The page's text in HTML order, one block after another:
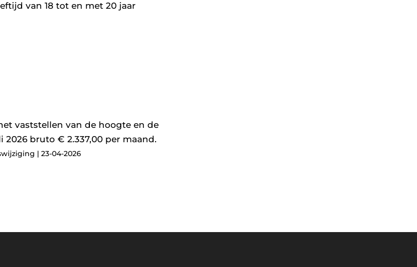
van 18 tot en met 20 jaar
vaststellen van de hoogte en de
bruto € 2.337,00 per maand.
| 23-04-2026